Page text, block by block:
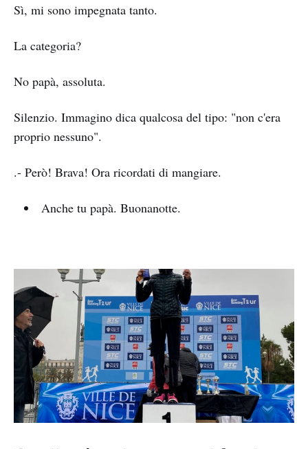
Sì, mi sono impegnata tanto.
La categoria?
No papà, assoluta.
Silenzio. Immagino dica qualcosa del tipo: "non c'era
proprio nessuno".
.- Però! Brava! Ora ricordati di mangiare.
Anche tu papà. Buonanotte.